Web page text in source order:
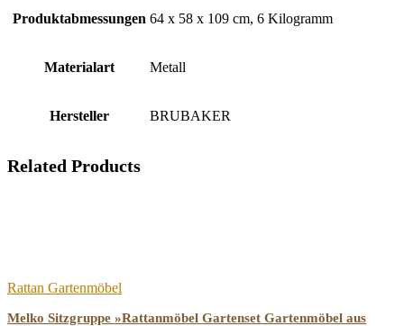
Produktabmessungen ‎64 x 58 x 109 cm, 6 Kilogramm
Materialart ‎Metall
Hersteller ‎BRUBAKER
Related Products
Rattan Gartenmöbel
Melko Sitzgruppe »Rattanmöbel Gartenset Gartenmöbel aus